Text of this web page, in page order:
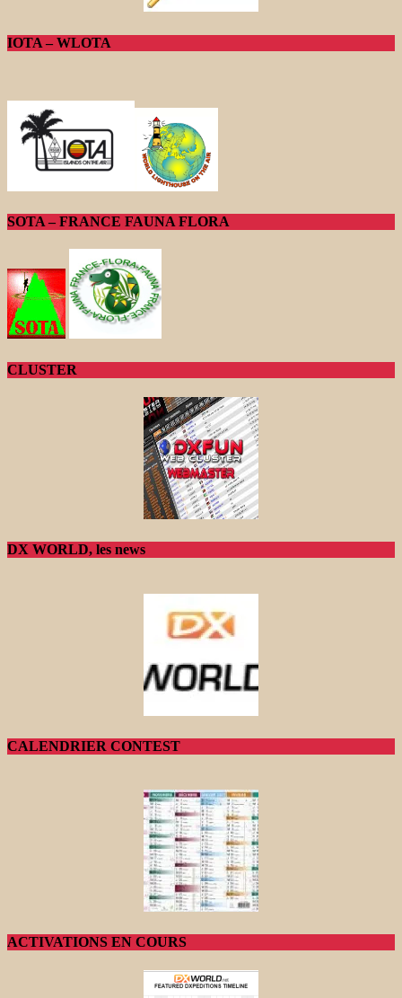
IOTA – WLOTA
SOTA – FRANCE FAUNA FLORA
CLUSTER
DX WORLD, les news
CALENDRIER CONTEST
ACTIVATIONS EN COURS